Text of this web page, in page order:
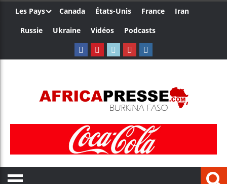
Les Pays Canada États-Unis France
Iran
Russie
Ukraine Vidéos Podcasts